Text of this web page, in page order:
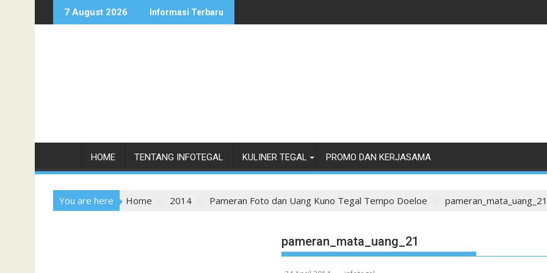
to
7 August 2026 Informasi Terbaru
HOME TENTANG INFOTEGAL KULINER TEGAL PROMO DAN KERJASAMA
You are here Home 2014 Pameran Foto dan Uang Kuno Tegal Tempo Doeloe pameran_mata_uang_21
pameran_mata_uang_21